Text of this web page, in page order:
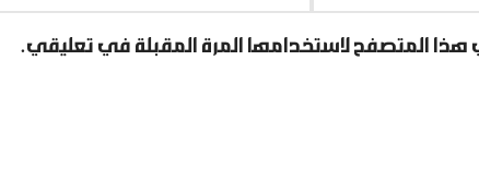
المتصفح لاستخدامها المرة المقبلة في تعليقي.